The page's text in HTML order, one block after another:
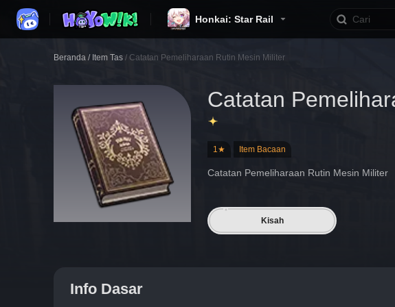
Honkai: Star Rail
Beranda / Item Tas / Catatan Pemeliharaan Rutin Mesin Militer
Catatan
1★ Item Bacaan
Catatan Pemeliharaan Rutin Mesin Militer
Kisah
Info Dasar